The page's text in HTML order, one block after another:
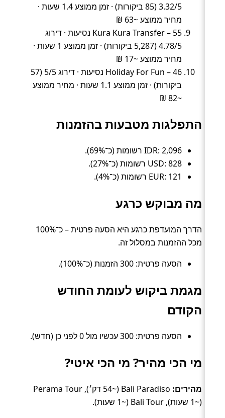
3.32/5 (85 ביקורות) · זמן ממוצע 1.4 שעות ·
מחיר ממוצע ~63 ₪
Kura Kura Transfer – 55 נסיעות · דירוג
4.78/5 (5,287 ביקורות) · זמן ממוצע 1 שעות ·
מחיר ממוצע ~17 ₪
Holiday For Fun – 46 נסיעות · דירוג 5/5 (57
ביקורות) · זמן ממוצע 1.1 שעות · מחיר ממוצע
~82 ₪
התפלגות מטבעות בהזמנות
IDR: 2,096 רשומות (כ־69%).
USD: 828 רשומות (כ־27%).
EUR: 121 רשומות (כ־4%).
מה מבוקש כרגע
הדרך המועדפת כרגע היא הסעה פרטית – כ־100%
מכל ההזמנות במסלול זה.
הסעה פרטית: 300 הזמנות (כ־100%).
מגמת ביקוש לעומת החודש
הקודם
הסעה פרטית: 300 עכשיו מול 0 לפני כן (חדש).
מי הכי מהיר? מי הכי איטי?
מהירים:
Bali Paradiso (~54 דק׳), Perama Tour
(~1 שעות), Bali Tour (~1 שעות).